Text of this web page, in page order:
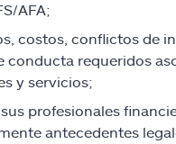
AFA;
costos, conflictos de
conducta requeridos
y servicios;
profesionales
antecedentes